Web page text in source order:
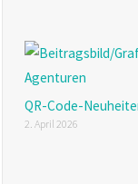
QR-Code-
2. April 2026